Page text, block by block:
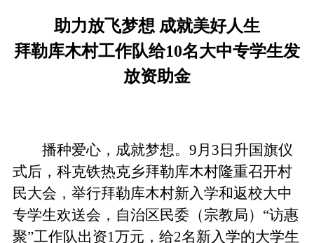
助力放飞梦想 成就美好人生
拜勒库木村工作队给10名大中专学生发
放资助金
播种爱心，成就梦想。9月 3 日升国旗仪
式后，科克铁热克乡拜勒库木村隆重召开村
民大会，举行拜勒库木村新入学和返校大中
专学生欢送会，自治区民委（宗教局）“访惠
聚”工作队出资1万元，给2名新入学的大学生